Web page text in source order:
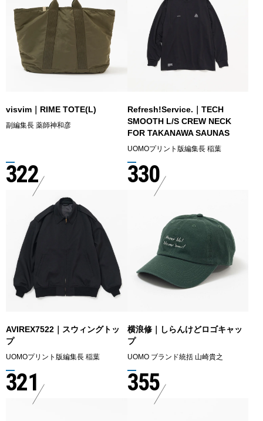
visvim｜RIME TOTE(L)
副編集長 薬師神和彦
Refresh!Service.｜TECH
SMOOTH L/S CREW NECK
FOR TAKANAWA SAUNAS
UOMOプリント版編集長 稲葉
322
AVIREX7522｜スウィングトッ
プ
UOMOプリント版編集長 稲葉
330
横浪修｜しらんけどロゴキャッ
プ
UOMO ブランド統括 山崎貴之
321 355